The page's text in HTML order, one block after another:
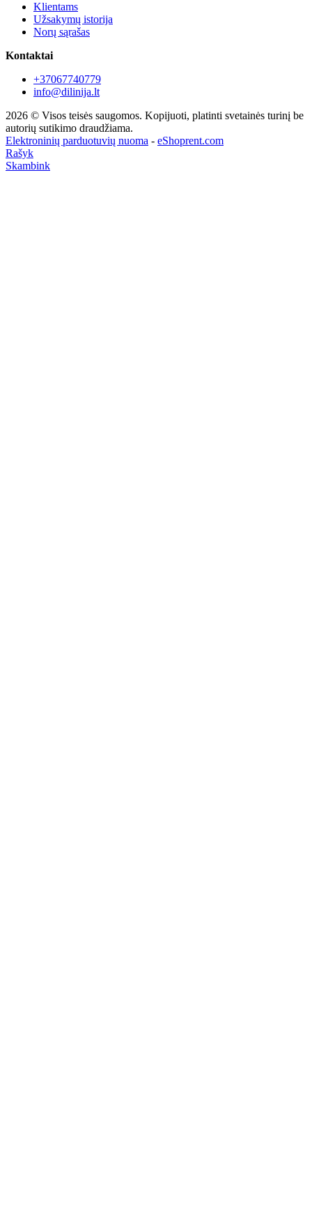
Klientams
Užsakymų istorija
Norų sąrašas
Kontaktai
+37067740779
info@dilinija.lt
2026 © Visos teisės saugomos. Kopijuoti, platinti svetainės turinį be
autorių sutikimo draudžiama.
Elektroninių parduotuvių nuoma - eShoprent.com
Rašyk
Skambink